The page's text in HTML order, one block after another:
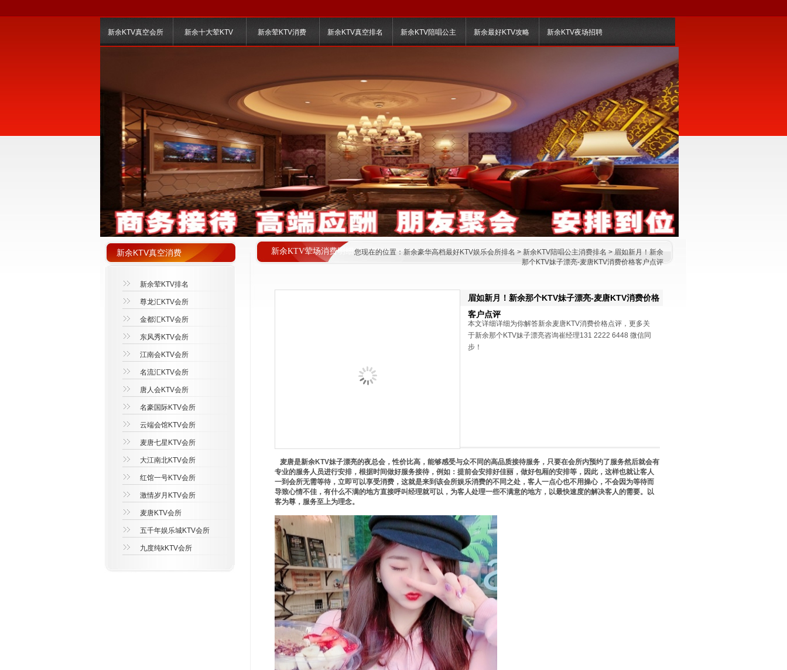
新余KTV真空会所 新余十大荤KTV 新余荤KTV消费 新余KTV真空排名 新余KTV陪唱公主 新余最好KTV攻略 新余KTV夜场招聘
新余KTV荤场消费明细 您现在的位置： 新余豪华高档最好KTV娱乐会所排名 > 新余KTV陪唱公主消费排名 > 眉如新月！新余
那个KTV妹子漂亮-麦唐KTV消费价格客户点评
新余KTV真空消费
新余荤KTV排名
尊龙汇KTV会所
金都汇KTV会所
东风秀KTV会所
江南会KTV会所
名流汇KTV会所
唐人会KTV会所
名豪国际KTV会所
云端会馆KTV会所
麦唐七星KTV会所
大江南北KTV会所
红馆一号KTV会所
激情岁月KTV会所
麦唐KTV会所
五千年娱乐城KTV会所
九度纯kKTV会所
眉如新月！新余那个KTV妹子漂亮-麦唐KTV消费价格
客户点评
本文详细详细为你解答新余麦唐KTV消费价格点评，更多关
于新余那个KTV妹子漂亮咨询崔经理131 2222 6448 微信同
步！
麦唐是新余KTV妹子漂亮的夜总会，性价比高，能够感受与众不同的高品质接待服务，只要在会所内预约了服务然后就会有
专业的服务人员进行安排，根据时间做好服务接待，例如：提前会安排好佳丽，做好包厢的安排等，因此，这样也就让客人
一到会所无需等待，立即可以享受消费，这就是来到该会所娱乐消费的不同之处，客人一点心也不用操心，不会因为等待而
导致心情不佳，有什么不满的地方直接呼叫经理就可以，为客人处理一些不满意的地方，以最快速度的解决客人的需要。以
客为尊，服务至上为理念。